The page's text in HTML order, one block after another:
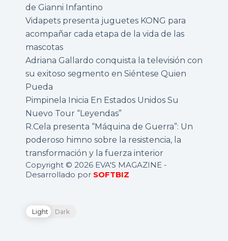
de Gianni Infantino
Vidapets presenta juguetes KONG para
acompañar cada etapa de la vida de las
mascotas
Adriana Gallardo conquista la televisión con
su exitoso segmento en Siéntese Quien
Pueda
Pimpinela Inicia En Estados Unidos Su
Nuevo Tour “Leyendas”
R.Cela presenta “Máquina de Guerra”: Un
poderoso himno sobre la resistencia, la
transformación y la fuerza interior
Copyright © 2026 EVA'S MAGAZINE -
Desarrollado por SOFTBIZ
Light Dark